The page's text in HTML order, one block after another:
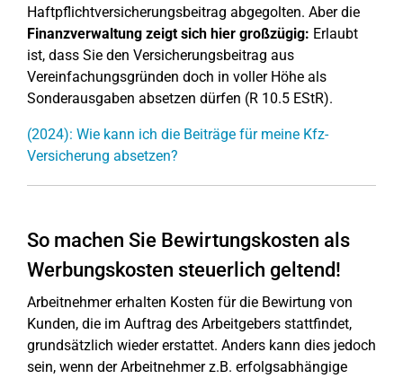
Haftpflichtversicherungsbeitrag abgegolten. Aber die
Finanzverwaltung zeigt sich hier großzügig: Erlaubt
ist, dass Sie den Versicherungsbeitrag aus
Vereinfachungsgründen doch in voller Höhe als
Sonderausgaben absetzen dürfen (R 10.5 EStR).
(2024): Wie kann ich die Beiträge für meine Kfz-
Versicherung absetzen?
So machen Sie Bewirtungskosten als
Werbungskosten steuerlich geltend!
Arbeitnehmer erhalten Kosten für die Bewirtung von
Kunden, die im Auftrag des Arbeitgebers stattfindet,
grundsätzlich wieder erstattet. Anders kann dies jedoch
sein, wenn der Arbeitnehmer z.B. erfolgsabhängige